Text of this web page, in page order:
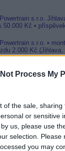
Process My
of the sale,
or sensitive
us, please use
selection. Please
you may
s.r.o.
50.000 Kč •
s.r.o. •
2.000 Kč (Jihlava,
bonus 50.000 Kč •
s.r.o.
(Jihlava, okres
Vybrané